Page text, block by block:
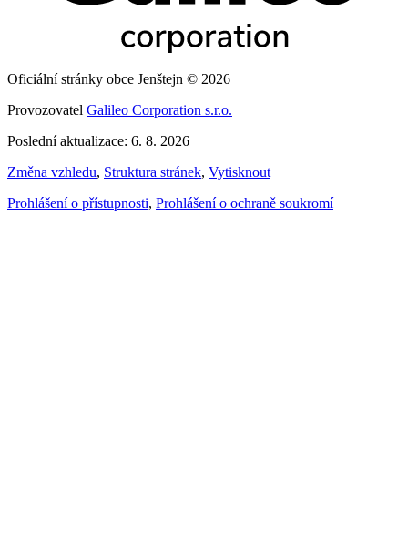
Oficiální stránky obce Jenštejn © 2026
Provozovatel Galileo Corporation s.r.o.
Poslední aktualizace: 6. 8. 2026
Změna vzhledu, Struktura stránek, Vytisknout
Prohlášení o přístupnosti, Prohlášení o ochraně soukromí